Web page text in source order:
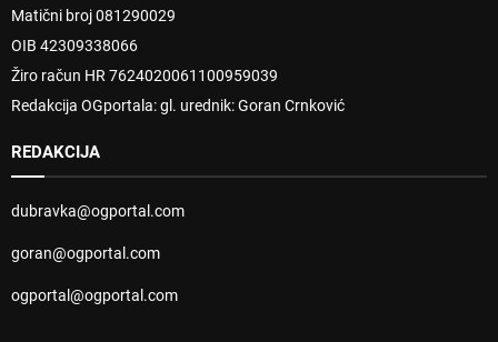
Matični broj 081290029
OIB 42309338066
Žiro račun HR 7624020061100959039
Redakcija OGportala: gl. urednik: Goran Crnković
REDAKCIJA
dubravka@ogportal.com
goran@ogportal.com
ogportal@ogportal.com